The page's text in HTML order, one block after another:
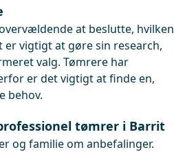
at beslutte, hvilken
vigtigt at gøre sin research,
valg. Tømrere har
er det vigtigt at finde en,
behov.
tømrer i Barrit
og familie om anbefalinger.